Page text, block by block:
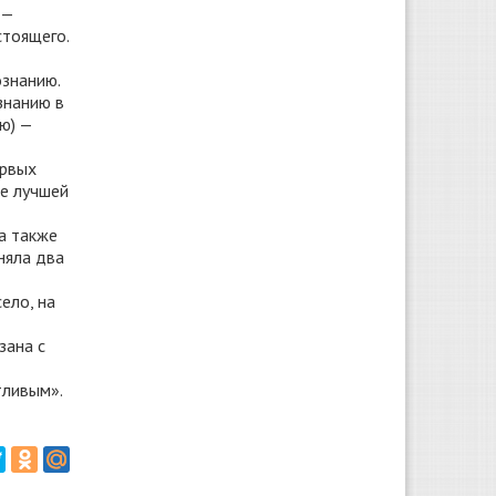
в
—
лучшей
также
два
на
с